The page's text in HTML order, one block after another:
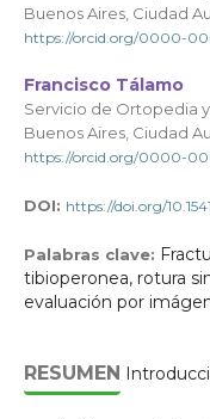
Buenos Aires, Ciudad
https://orcid.org/0000-
Francisco Tálamo
Servicio de Ortopedia
Buenos Aires, Ciudad
https://orcid.org/0000-
DOI: https://doi.org/
Palabras clave:
tibioperonea, rotura
evaluación por
RESUMEN